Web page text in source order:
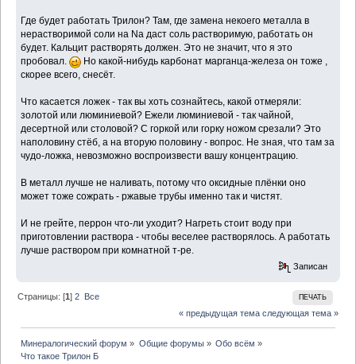
Где будет работать Трилон? Там, где замена некоего металла в
нерастворимой соли на Na даст соль растворимую, работать он
будет. Кальцит растворять должен. Это не значит, что я это
пробовал.
Но какой-нибудь карбонат марганца-железа он тоже ,
скорее всего, снесёт.
Что касается ложек - так вы хоть сознайтесь, какой отмеряли:
золотой или люминиевой? Ежели люминиевой - так чайной,
десертной или столовой? С горкой или горку ножом срезали? Это
наполовину стёб, а на вторую половину - вопрос. Не зная, что там за
чудо-ложка, невозможно воспроизвести вашу концентрацию.
В металл лучше не наливать, потому что оксидные плёнки оно
может тоже сожрать - ржавые трубы именно так и чистят.
И не грейте, перрон что-ли уходит? Нагреть стоит воду при
приготовлении раствора - чтобы веселее растворялось. А работать
лучше раствором при комнатной т-ре.
Записан
ПЕЧАТЬ
Страницы: [1]2 Все
« предыдущая тема следующая тема »
Минералогический форум » Общие форумы» Обо всём »
Что такое Трилон Б